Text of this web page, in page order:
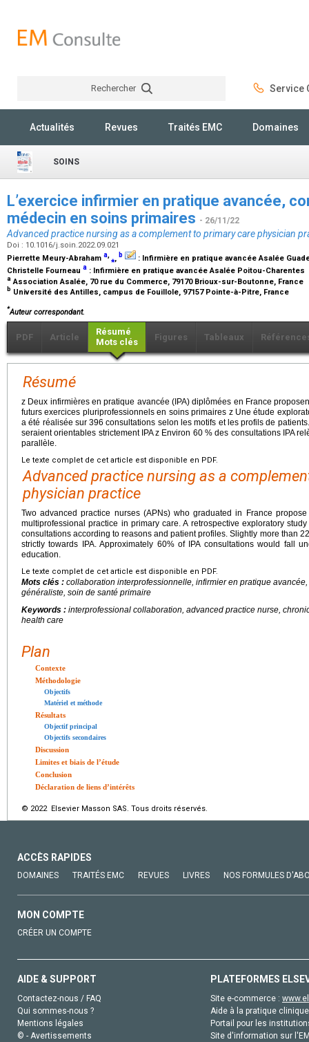
Rechercher Service
Actualités Revues Traités EMC Domaines
SOINS
L’exercice infirmier en pratique avancée,
médecin en soins primaires - 26/11/22
Advanced practice nursing as a complement to primary care physician
Doi : 10.1016/j.soin.2022.09.021
Pierrette Meury-Abraham a,⁎, b : Infirmière en pratique avancée Asalée
Christelle Fourneau a : Infirmière en pratique avancée Asalée Poitou-Charentes
a Association Asalée, 70 rue du Commerce, 79170 Brioux-sur-Boutonne, France
b Université des Antilles, campus de Fouillole, 97157 Pointe-à-Pitre, France
*Auteur correspondant.
PDF Article
Résumé
Mots clés
Figures Tableaux
Résumé
z Deux infirmières en pratique avancée (IPA) diplômées en France
futurs exercices pluriprofessionnels en soins primaires z Une étude
a été réalisée sur 396 consultations selon les motifs et les profils de
seraient orientables strictement IPA z Environ 60 % des consultations IPA
parallèle.
Le texte complet de cet article est disponible en PDF.
Advanced practice nursing as a
physician practice
Two advanced practice nurses (APNs) who graduated in France
multiprofessional practice in primary care. A retrospective exploratory
consultations according to reasons and patient profiles. Slightly more than
strictly towards IPA. Approximately 60% of IPA consultations would fall
education.
Le texte complet de cet article est disponible en PDF.
Mots clés : collaboration interprofessionnelle, infirmier en pratique
généraliste, soin de santé primaire
Keywords : interprofessional collaboration, advanced practice nurse,
health care
Plan
Contexte
Méthodologie
Objectifs
Matériel et méthode
Résultats
Objectif principal
Objectifs secondaires
Discussion
Limites et biais de l’étude
Conclusion
Déclaration de liens d’intérêts
© 2022 Elsevier Masson SAS. Tous droits réservés.
ACCÈS RAPIDES
DOMAINES TRAITÉS EMC REVUES LIVRES NOS FORMULES
MON COMPTE
CRÉER UN COMPTE
AIDE & SUPPORT
Contactez-nous / FAQ
Qui sommes-nous ?
Mentions légales
© - Avertissements
PLATEFORMES
Site e-commerce :
Aide à la pratique
Portail pour les
Site d'information sur